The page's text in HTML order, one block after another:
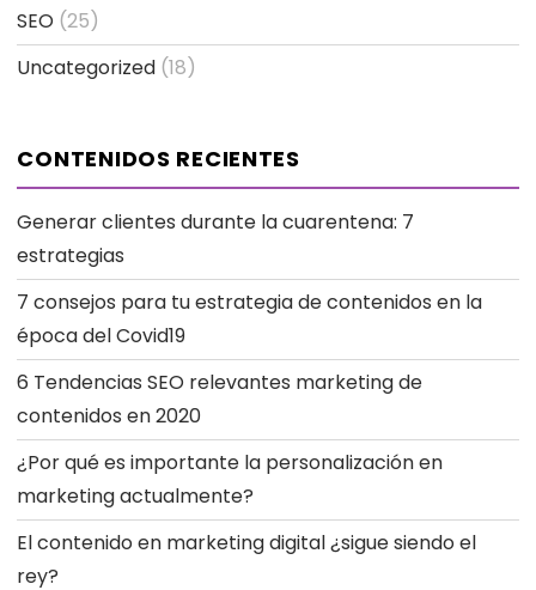
SEO (25)
Uncategorized (18)
CONTENIDOS RECIENTES
Generar clientes durante la cuarentena: 7
estrategias
7 consejos para tu estrategia de contenidos en la
época del Covid19
6 Tendencias SEO relevantes marketing de
contenidos en 2020
¿Por qué es importante la personalización en
marketing actualmente?
El contenido en marketing digital ¿sigue siendo el
rey?